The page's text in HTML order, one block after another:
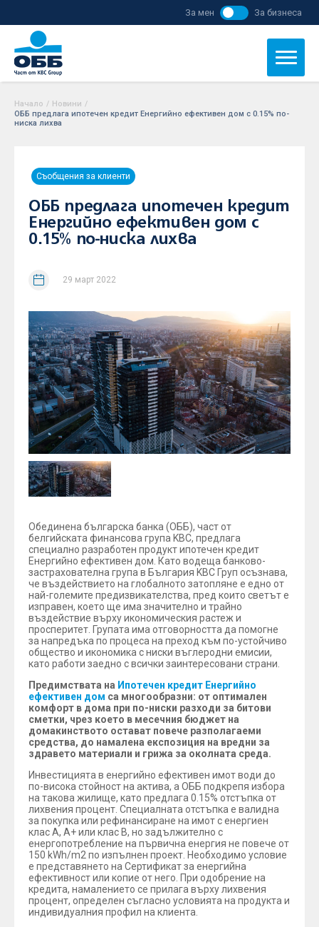
За мен За бизнеса
Начало / Новини /
ОББ предлага ипотечен кредит Енергийно ефективен дом с 0.15% по-
ниска лихва
Съобщения за клиенти
ОББ предлага ипотечен кредит
Енергийно ефективен дом с
0.15% по-ниска лихва
29 март 2022
Обединена българска банка (ОББ), част от
белгийската финансова група KBC, предлага
специално разработен продукт ипотечен кредит
Енергийно ефективен дом. Като водеща банково-
застрахователна група в България KBC Груп осъзнава,
че въздействието на глобалното затопляне е едно от
най-големите предизвикателства, пред които светът е
изправен, което ще има значително и трайно
въздействие върху икономическия растеж и
просперитет. Групата има отговорността да помогне
за напредъка по процеса на преход към по-устойчиво
общество и икономика с ниски въглеродни емисии,
като работи заедно с всички заинтересовани страни.
Предимствата на Ипотечен кредит Енергийно
ефективен дом са многообразни: от оптимален
комфорт в дома при по-ниски разходи за битови
сметки, чрез което в месечния бюджет на
домакинството остават повече разполагаеми
средства, до намалена експозиция на вредни за
здравето материали и грижа за околната среда.
Инвестицията в енергийно ефективен имот води до
по-висока стойност на актива, а ОББ подкрепя избора
на такова жилище, като предлага 0.15% отстъпка от
лихвения процент. Специалната отстъпка е валидна
за покупка или рефинансиране на имот с енергиен
клас А, А+ или клас B, но задължително с
енергопотребление на първична енергия не повече от
150 kWh/m2 по изпълнен проект. Необходимо условие
е представянето на Сертификат за енергийна
ефективност или копие от него. При одобрение на
кредита, намалението се прилага върху лихвения
процент, определен съгласно условията на продукта и
индивидуалния профил на клиента.